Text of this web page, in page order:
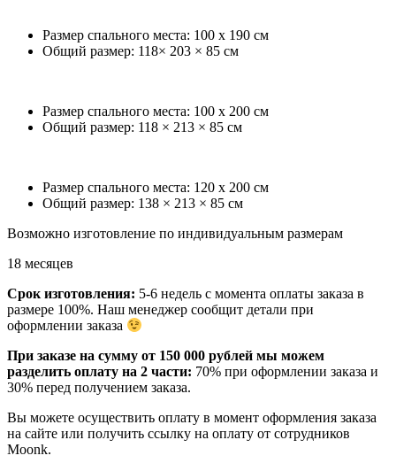
Размер спального места: 100 x 190 см
Общий размер: 118× 203 × 85 см
Размер спального места: 100 x 200 см
Общий размер: 118 × 213 × 85 см
Размер спального места: 120 x 200 см
Общий размер: 138 × 213 × 85 см
Возможно изготовление по индивидуальным размерам
18 месяцев
Срок изготовления: 5-6 недель с момента оплаты заказа в
размере 100%. Наш менеджер сообщит детали при
оформлении заказа
При заказе на сумму от 150 000 рублей мы можем
разделить оплату на 2 части: 70% при оформлении заказа и
30% перед получением заказа.
Вы можете осуществить оплату в момент оформления заказа
на сайте или получить ссылку на оплату от сотрудников
Moonk.